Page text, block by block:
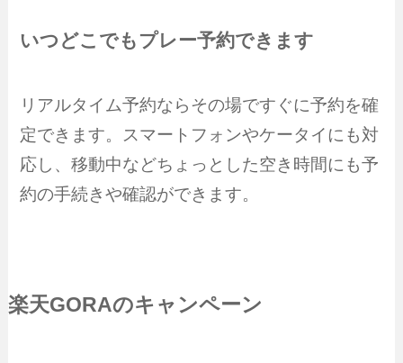
いつどこでもプレー予約できます
リアルタイム予約ならその場ですぐに予約を確
定できます。スマートフォンやケータイにも対
応し、移動中などちょっとした空き時間にも予
約の手続きや確認ができます。
楽天GORAのキャンペーン